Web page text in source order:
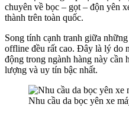
chuyên về bọc – gọt – độn yên
thành trên toàn quốc.
Song tính cạnh tranh giữa
offline đều rất cao. Đây là lý do
động trong ngành hàng này cần
lượng và uy tín bậc nhất.
Nhu cầu da bọc yên xe